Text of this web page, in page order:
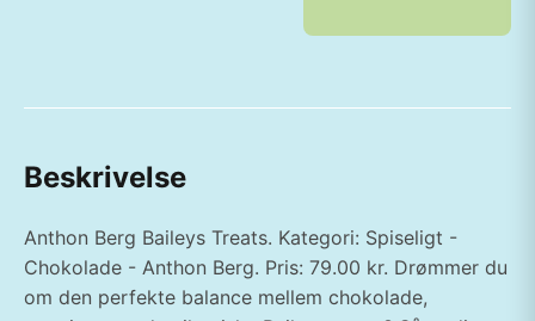
Beskrivelse
Anthon Berg Baileys Treats. Kategori: Spiseligt -
Chokolade - Anthon Berg. Pris: 79.00 kr. Drømmer du
om den perfekte balance mellem chokolade,